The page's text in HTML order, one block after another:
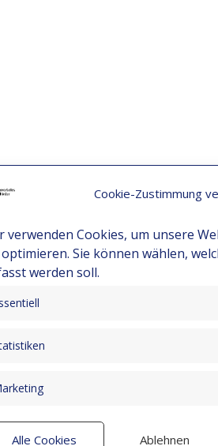
Cookie-Zustimmung
verwenden Cookies, um unsere
Sie können wählen,
werden soll.
Alle Cookies Ablehnen